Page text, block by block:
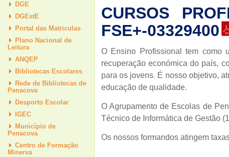
DGE
DGEstE
Portal das Matriculas
Plano Nacional de
Leitura
ANQEP
Bibliotecas Escolares
Rede de Bibliotecas de
Penacova
Desporto Escolar
IGEC
Município de
Penacova
Centro de Formação
Minerva
CURSOS
FSE+-03329400
O Ensino Profissional tem como
recuperação económica do país,
para os jovens É nosso objetivo,
educação de qualidade.
O Agrupamento de Escolas de
Técnico de Informática de Gestão
Os nossos formandos atingem